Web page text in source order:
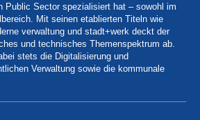
Public Sector spezialisiert hat – sowohl im
Mit seinen etablierten Titeln wie
verwaltung und stadt+werk deckt der
und technisches Themenspektrum ab.
stets die Digitalisierung und
Verwaltung sowie die kommunale